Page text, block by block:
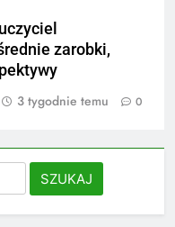
zarobki,
3 tygodnie temu 0